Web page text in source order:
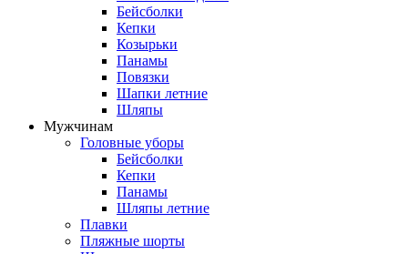
Бейсболки
Кепки
Козырьки
Панамы
Повязки
Шапки летние
Шляпы
Мужчинам
Головные уборы
Бейсболки
Кепки
Панамы
Шляпы летние
Плавки
Пляжные шорты